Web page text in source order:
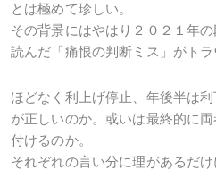
とは極めて珍しい。
その背景にはやはり２０２１年
読んだ「痛恨の判断ミス」がトラ
ほどなく利上げ停止、年後半は
が正しいのか。或いは最終的に
付けるのか。
それぞれの言い分に理があるだ